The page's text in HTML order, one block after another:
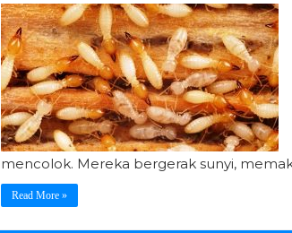
mencolok. Mereka bergerak sunyi,
Read More »